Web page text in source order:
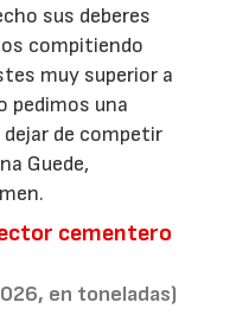
sus deberes
compitiendo
muy superior a
pedimos una
de competir
Guede,
cementero
en toneladas)